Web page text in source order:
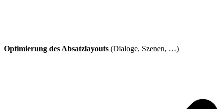
Optimierung des Absatzlayouts (Dialoge, Szenen, …)